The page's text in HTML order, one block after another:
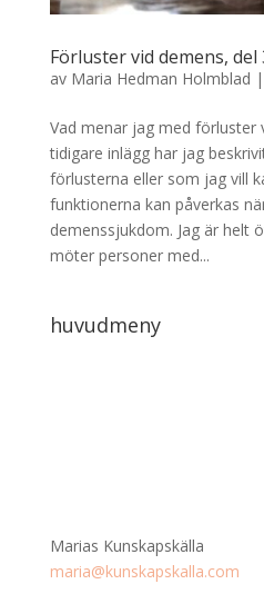
Förluster vid demens, del
av Maria Hedman Holmblad |
Vad menar jag med förluster
tidigare inlägg har jag
förlusterna eller som jag vill
funktionerna kan påverkas
demenssjukdom. Jag är helt
möter personer med...
huvudmeny
Marias Kunskapskälla
maria@kunskapskalla.com